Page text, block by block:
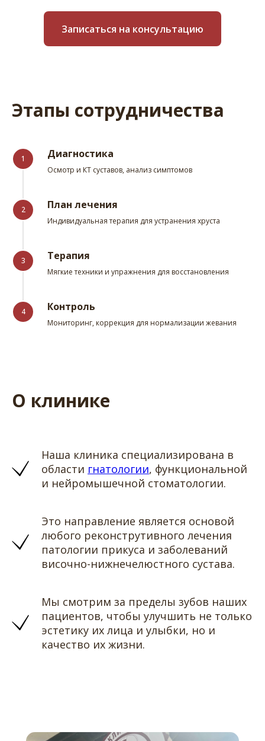
Записаться на консультацию
Этапы сотрудничества
1 Диагностика
Осмотр и КТ суставов, анализ симптомов
2 План лечения
Индивидуальная терапия для устранения хруста
3 Терапия
Мягкие техники и упражнения для восстановления
4 Контроль
Мониторинг, коррекция для нормализации жевания
О клинике
Наша клиника специализирована в
области гнатологии, функциональной
и нейромышечной стоматологии.
Это направление является основой
любого реконструтивного лечения
патологии прикуса и заболеваний
височно-нижнечелюстного сустава.
Мы смотрим за пределы зубов наших
пациентов, чтобы улучшить не только
эстетику их лица и улыбки, но и
качество их жизни.